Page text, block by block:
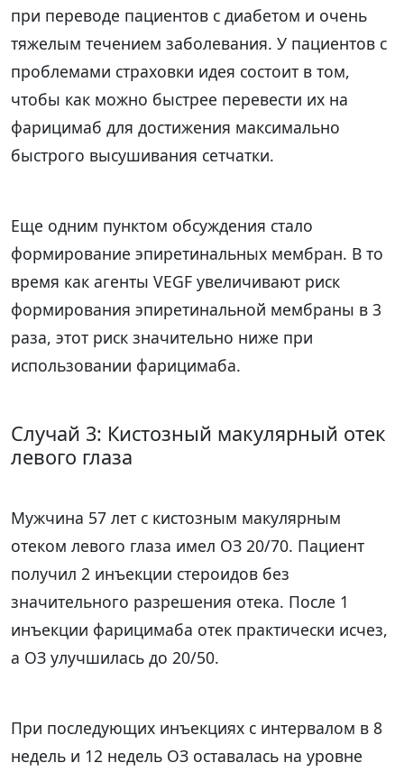
при переводе пациентов с диабетом и очень
тяжелым течением заболевания. У пациентов с
проблемами страховки идея состоит в том,
чтобы как можно быстрее перевести их на
фарицимаб для достижения максимально
быстрого высушивания сетчатки.
Еще одним пунктом обсуждения стало
формирование эпиретинальных мембран. В то
время как агенты VEGF увеличивают риск
формирования эпиретинальной мембраны в 3
раза, этот риск значительно ниже при
использовании фарицимаба.
Случай 3: Кистозный макулярный отек
левого глаза
Мужчина 57 лет с кистозным макулярным
отеком левого глаза имел ОЗ 20/70. Пациент
получил 2 инъекции стероидов без
значительного разрешения отека. После 1
инъекции фарицимаба отек практически исчез,
а ОЗ улучшилась до 20/50.
При последующих инъекциях с интервалом в 8
недель и 12 недель ОЗ оставалась на уровне